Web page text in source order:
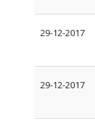
29-12-2017
29-12-2017